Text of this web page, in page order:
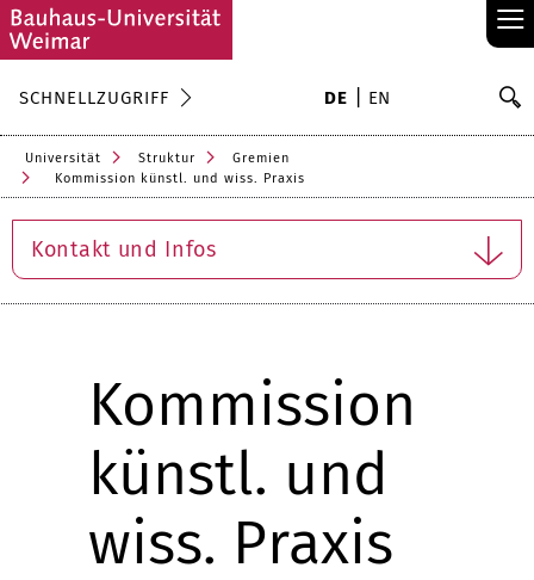
≡
SCHNELLZUGRIFF DE EN
Universität Struktur
Gremien
Kommission künstl. und wiss. Praxis
Kontakt und Infos
Kommission
künstl. und
wiss. Praxis